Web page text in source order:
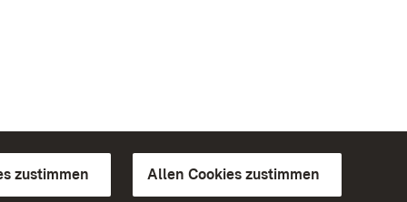
zustimmen Allen Cookies zustimmen